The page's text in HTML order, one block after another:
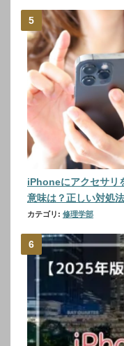
iPhoneにアクセサリ
意味は？正しい対処
カテゴリ: 修理学部